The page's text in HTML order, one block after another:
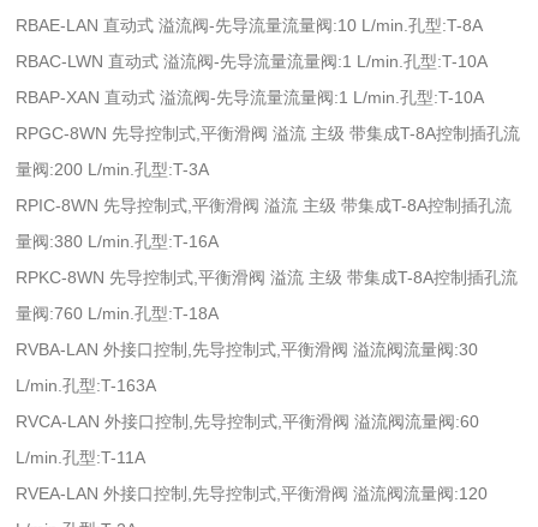
RBAE-LAN 直动式 溢流阀-先导流量流量阀:10 L/min.孔型:T-8A
RBAC-LWN 直动式 溢流阀-先导流量流量阀:1 L/min.孔型:T-10A
RBAP-XAN 直动式 溢流阀-先导流量流量阀:1 L/min.孔型:T-10A
RPGC-8WN 先导控制式,平衡滑阀 溢流 主级 带集成T-8A控制插孔流
量阀:200 L/min.孔型:T-3A
RPIC-8WN 先导控制式,平衡滑阀 溢流 主级 带集成T-8A控制插孔流
量阀:380 L/min.孔型:T-16A
RPKC-8WN 先导控制式,平衡滑阀 溢流 主级 带集成T-8A控制插孔流
量阀:760 L/min.孔型:T-18A
RVBA-LAN 外接口控制,先导控制式,平衡滑阀 溢流阀流量阀:30
L/min.孔型:T-163A
RVCA-LAN 外接口控制,先导控制式,平衡滑阀 溢流阀流量阀:60
L/min.孔型:T-11A
RVEA-LAN 外接口控制,先导控制式,平衡滑阀 溢流阀流量阀:120